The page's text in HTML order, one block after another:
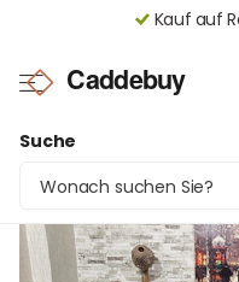
Raten
Suche
Orientalische
Majlis Sofa | Caddebuy